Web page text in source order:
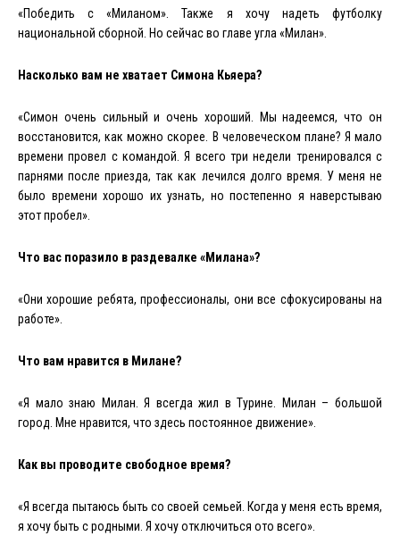
«Победить с «Миланом».Также я хочу надеть
футболку
национальной сборной Но сейчас во главе угла «Милан».
Насколько вам не хватает Симона Кьяера?
«Симон очень сильный и очень хороший
Мы надеемся, что он
восстановится, как можно скорее. В человеческом плане? Я мало
времени провел с командой .Я всего три недели тренировался с
парнями после приезда, так как лечился долго время. У меня не
было времени хорошо их узнать, но постепенно я наверстываю
этот пробел».
Что вас поразило в раздевалке «Милана»?
«Они хорошие ребята, профессионалы, они все сфокусированы на
работе».
Что вам нравится в Милане?
«Я мало знаю Милан .Я всегда жил в Турине. Милан – большой
город. Мне нравится, что здесь постоянное движение».
Как вы проводите свободное время?
«Я всегда пытаюсь быть со своей семьей. Когда у меня есть время,
я хочу быть с родными. Я хочу отключиться ото всего».